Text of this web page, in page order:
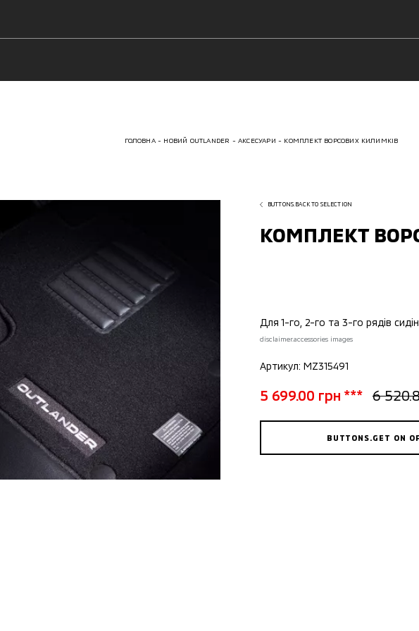
ГОЛОВНА НОВИЙ OUTLANDER АКСЕСУАРИ КОМПЛЕКТ ВОРСОВИХ КИЛИМКІВ
BUTTONS.BACK TO SELECTION
КОМПЛЕКТ
Для 1-го, 2-го та 3-го рядів
disclaimer.accessories images
Артикул: MZ315491
5 699.00 грн *** 6
BUTTONS.GET ON